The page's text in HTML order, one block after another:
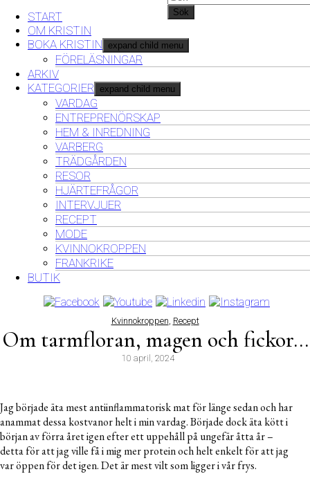
START
OM KRISTIN
BOKA KRISTIN
expand child menu
FÖRELÄSNINGAR
ARKIV
KATEGORIER
expand child menu
VARDAG
ENTREPRENÖRSKAP
HEM & INREDNING
VARBERG
TRÄDGÅRDEN
RESOR
HJÄRTEFRÅGOR
INTERVJUER
RECEPT
MODE
KVINNOKROPPEN
FRANKRIKE
BUTIK
Sök
Kvinnokroppen, Recept
Om tarmfloran, magen och fickor…
10 april, 2024
Jag började äta mest antiinflammatorisk mat för länge sedan och har
anammat dessa kostvanor helt i min vardag. Började dock äta kött i
början av förra året igen efter ett uppehåll på ungefär åtta år –
detta för att jag ville få i mig mer protein och helt enkelt för att jag
var öppen för det igen. Det är mest vilt som ligger i vår frys.